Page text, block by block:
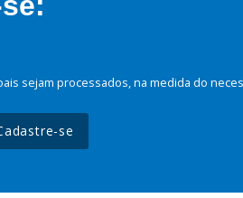
sejam processados, na medida do
se